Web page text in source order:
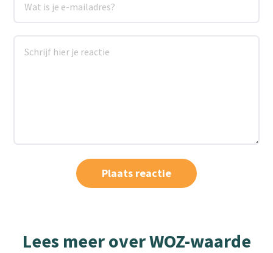
Lees meer over WOZ-waarde